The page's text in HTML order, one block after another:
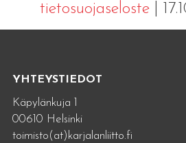
tietosuojaseloste|
YHTEYSTIEDOT
Käpylänkuja 1
00610 Helsinki
toimisto(at)karjalanliitto.fi